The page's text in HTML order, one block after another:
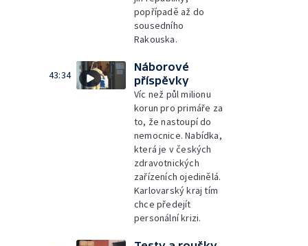
popřípadě až do
sousedního
Rakouska.
43:34
Náborové
příspěvky
Víc než půl milionu
korun pro primáře za
to, že nastoupí do
nemocnice. Nabídka,
která je v českých
zdravotnických
zařízeních ojedinělá.
Karlovarský kraj tím
chce předejít
personální krizi.